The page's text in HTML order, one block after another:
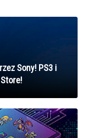
Sony! PS3 i